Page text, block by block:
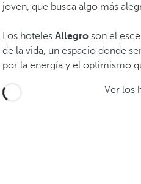
joven, que busca algo más
Los hoteles Allegro son el
de la vida, un espacio donde
por la energía y el optimismo
Ver los